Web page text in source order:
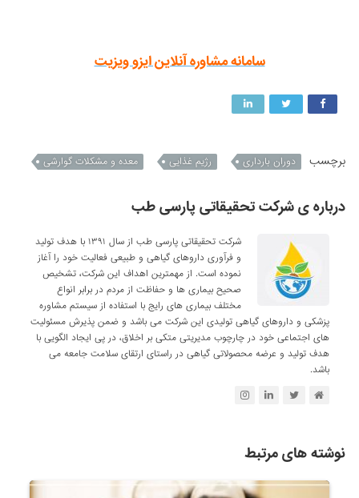
سامانه مشاوره آنلاین ایزو ویزیت
برچسب دوران بارداری رژیم غذایی معده و مشکلات گوارشی
درباره ی شرکت تحقیقاتی پارسی طب
شرکت تحقیقاتی پارسی طب از سال ۱۳۹۱ با هدف تولید
و فرآوری داروهای گیاهی و طبیعی فعالیت خود را آغاز
نموده است. از مهمترین اهداف این شرکت، تشخیص
صحیح بیماری ها و حفاظت از مردم در برابر انواع
مختلف بیماری های رایج با استفاده از سیستم مشاوره
پزشکی و داروهای گیاهی تولیدی این شرکت می باشد و ضمن پذیرش مسئولیت
های اجتماعی خود در چارچوب مدیریتی متکی بر اخلاق، در پی ایجاد الگویی با
هدف تولید و عرضه محصولاتی گیاهی در راستای ارتقای سلامت جامعه می
باشد.
نوشته های مرتبط